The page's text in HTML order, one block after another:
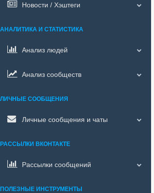
Новости / Хэштеги
АНАЛИТИКА И СТАТИСТИКА
Анализ людей
Анализ сообществ
ЛИЧНЫЕ СООБЩЕНИЯ
Личные сообщения и чаты
РАССЫЛКИ ВКОНТАКТЕ
Рассылки сообщений
ПОЛЕЗНЫЕ ИНСТРУМЕНТЫ